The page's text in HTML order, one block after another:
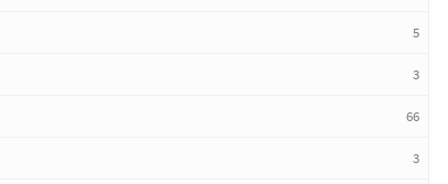
5
3
66
3